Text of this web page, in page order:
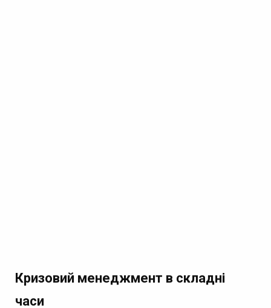
Кризовий менеджмент в складні
часи